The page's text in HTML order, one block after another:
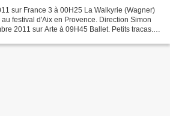
sur France 3 à 00H25 La Walkyrie (Wagner)
festival d'Aix en Provence. Direction Simon
2011 sur Arte à 09H45 Ballet. Petits tracas.